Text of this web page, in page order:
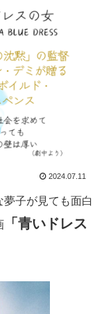
2024.07.11
子が見ても面白
「青いドレス